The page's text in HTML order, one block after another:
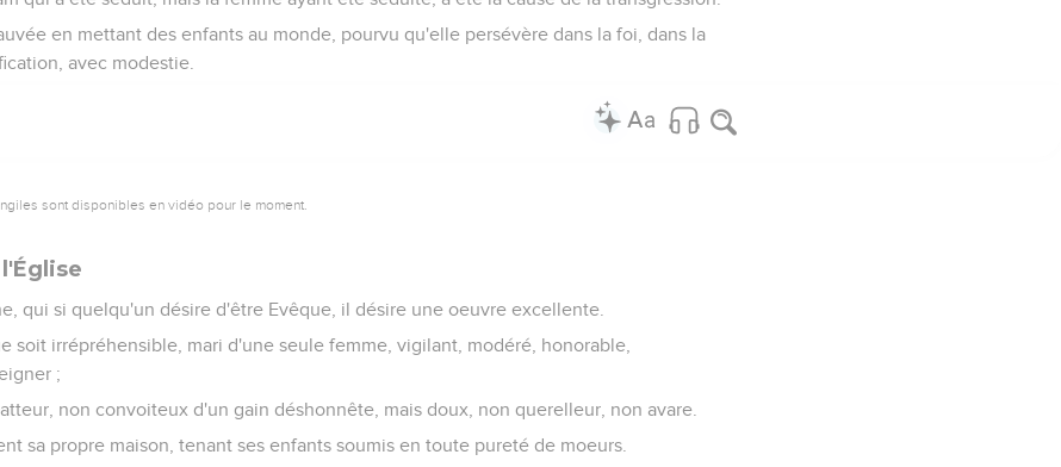
en mettant des enfants au monde, pourvu qu'elle persévère dans la foi, dans la
avec modestie.
sont disponibles en vidéo pour le moment.
qui si quelqu'un désire d'être Evêque, il désire une oeuvre excellente.
soit irrépréhensible, mari d'une seule femme, vigilant, modéré, honorable,
;
non convoiteux d'un gain déshonnête, mais doux, non querelleur, non avare.
sa propre maison, tenant ses enfants soumis en toute pureté de moeurs.